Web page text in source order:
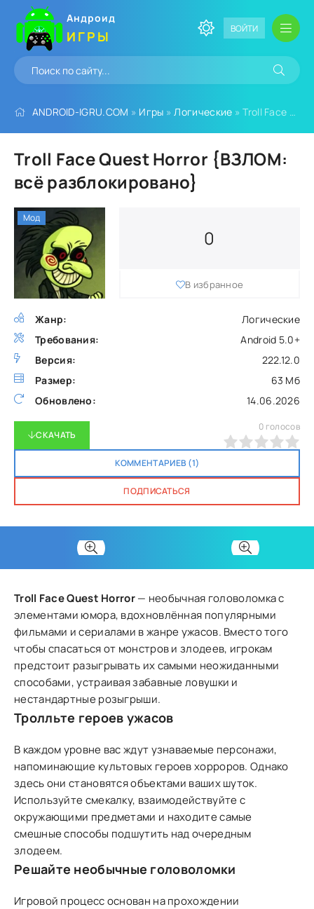
Андроид
ИГРЫ ВОЙТИ
ANDROID-IGRU.COM » Игры »Логические » Troll Face Quest Horror {ВЗЛОМ: всё разблокировано}
Troll Face Quest Horror {ВЗЛОМ:
всё разблокировано}
Жанр:
Логические
Требования:
Android 5.0+
Версия:
222.12.0
Размер:
63 Мб
Обновлено:
14.06.2026
0
В избранное
СКАЧАТЬ
КОММЕНТАРИЕВ (1)
ПОДПИСАТЬСЯ
0 голосов
Мод
Troll Face Quest Horror— необычная головоломка с
элементами юмора, вдохновлённая популярными
фильмами и сериалами в жанре ужасов. Вместо того
чтобы спасаться от монстров и злодеев, игрокам
предстоит разыгрывать их самыми неожиданными
способами, устраивая забавные ловушки и
нестандартные розыгрыши.
Тролльте героев ужасов
В каждом уровне вас ждут узнаваемые персонажи,
напоминающие культовых героев хорроров. Однако
здесь они становятся объектами ваших шуток.
Используйте смекалку, взаимодействуйте с
окружающими предметами и находите самые
смешные способы подшутить над очередным
злодеем.
Решайте необычные головоломки
Игровой процесс основан на прохождении